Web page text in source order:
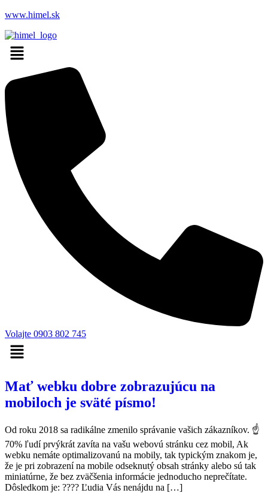
www.himel.sk
Menu
Volajte 0903 802 745
Mať webku dobre zobrazujúcu na
mobiloch je sväté písmo!
Od roku 2018 sa radikálne zmenilo správanie vašich zákazníkov. ☝
70% ľudí prvýkrát zavíta na vašu webovú stránku cez mobil, Ak
webku nemáte optimalizovanú na mobily, tak typickým znakom je,
že je pri zobrazení na mobile odseknutý obsah stránky alebo sú tak
miniatúrne, že bez zväčšenia informácie jednoducho neprečítate.
Dôsledkom je: ???? Ľudia Vás nenájdu na […]